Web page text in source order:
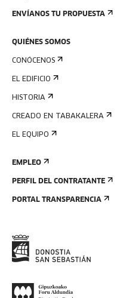
ENVÍANOS TU PROPUESTA
QUIÉNES SOMOS
CONÓCENOS
EL EDIFICIO
HISTORIA
CREADO EN TABAKALERA
EL EQUIPO
EMPLEO
PERFIL DEL CONTRATANTE
PORTAL TRANSPARENCIA